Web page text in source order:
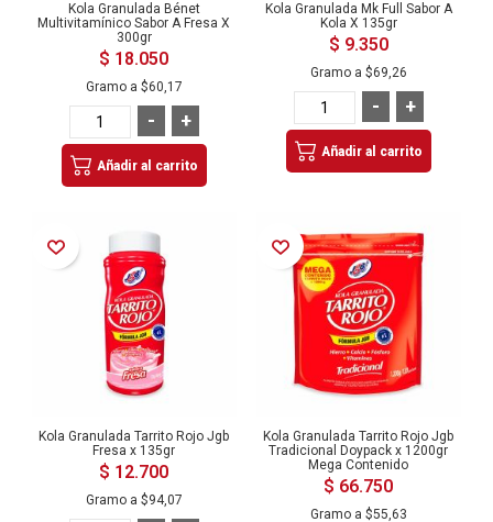
Kola Granulada Bénet
Multivitamínico Sabor A Fresa X
300gr
$ 18.050
Gramo a $60,17
+
-
Añadir al carrito
Kola Granulada Mk Full Sabor A
Kola X 135gr
$ 9.350
Gramo a $69,26
+
-
Añadir al carrito
Añadir a la Lista de Deseos
Kola Granulada Tarrito Rojo Jgb
Fresa x 135gr
$ 12.700
Gramo a $94,07
Añadir a la Lista de Deseos
Kola Granulada Tarrito Rojo Jgb
Tradicional Doypack x 1200gr
Mega Contenido
$ 66.750
Gramo a $55,63